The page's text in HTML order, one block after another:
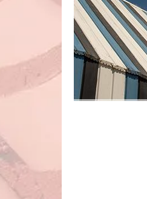
le service d'un